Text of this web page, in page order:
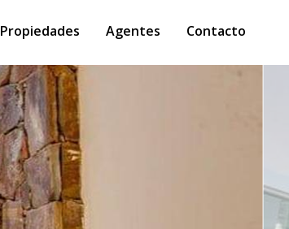
Propiedades Agentes Contacto